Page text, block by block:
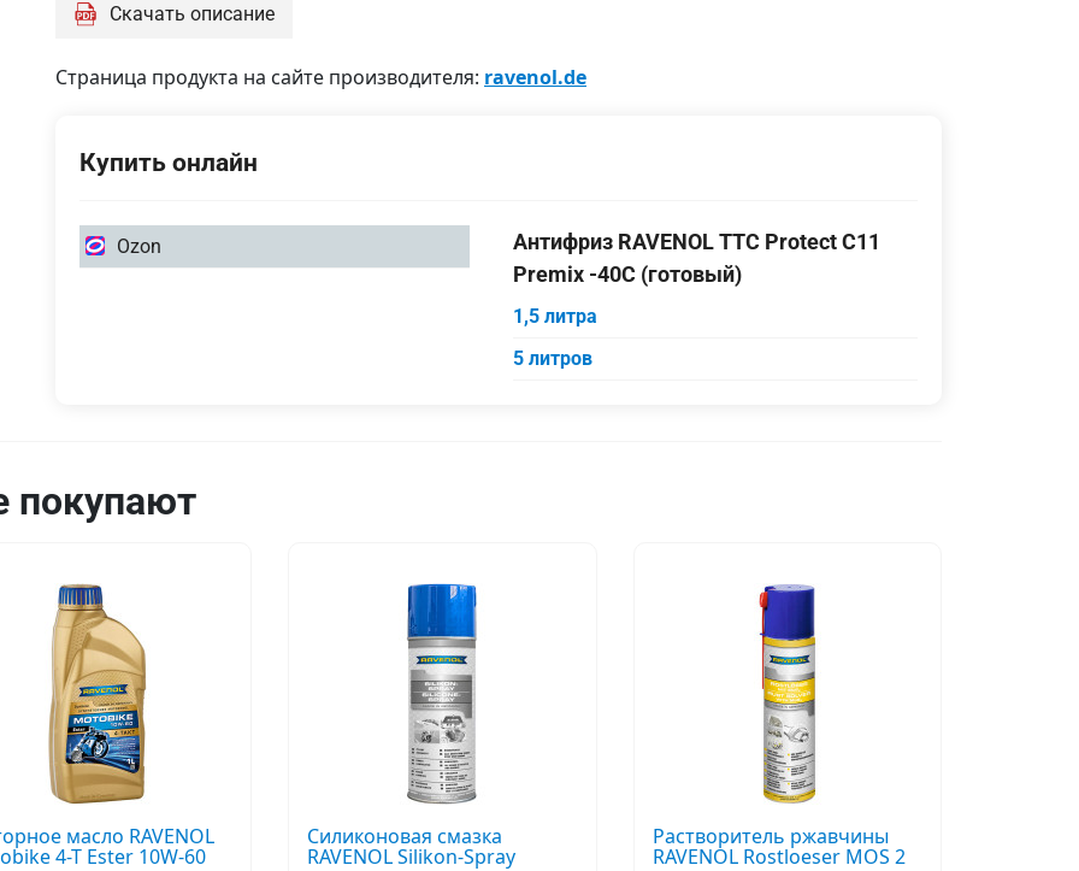
Скачать описание
Страница продукта на сайте производителя: ravenol.de
Купить онлайн
1,5
литра
Ozon
Антифриз RAVENOL TTC Protect C11
Premix -40C (готовый)
1,5 литра
5 литров
покупают
масло RAVENOL
4-T Ester 10W-60
Силиконовая смазка
RAVENOL Silikon-Spray
Растворитель ржавчины
RAVENOL Rostloeser MOS 2